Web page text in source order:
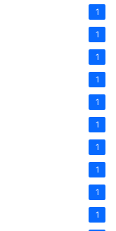
1
1
1
1
1
1
1
1
1
1